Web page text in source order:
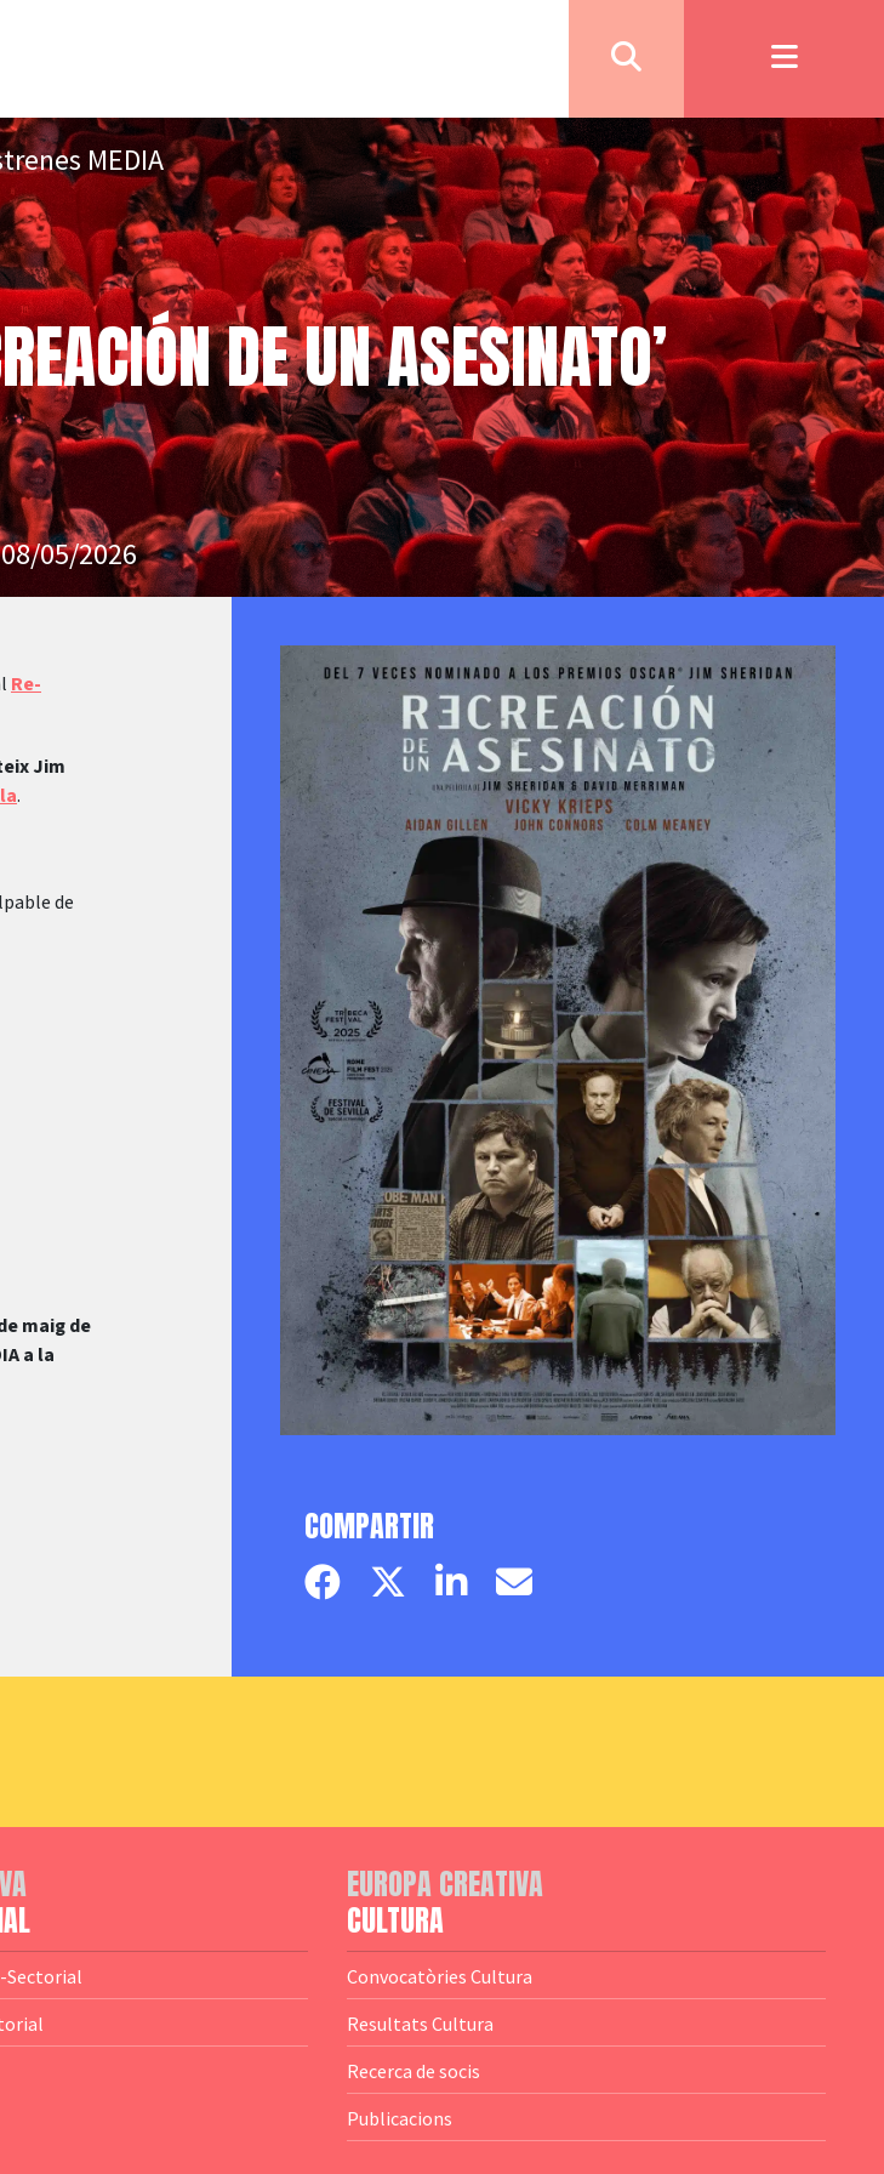
MEDIA
DE UN ASESINATO’
08/05/2026
Re-
Jim
.
de
maig de
a la
COMPARTIR
Facebook pageTwitter page
LinkedinEmail
Sectorial
EUROPA CREATIVA
CULTURA
Convocatòries Cultura
Resultats Cultura
Recerca de socis
Publicacions